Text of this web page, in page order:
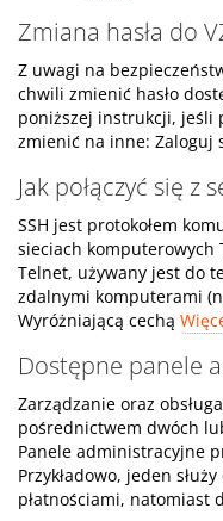
Zmiana hasła do
Z uwagi na
chwili zmienić hasło
poniższej instrukcji, jeśli
zmienić na inne: Zaloguj
Jak połączyć się z
SSH jest protokołem
sieciach komputerowych
Telnet, używany jest do
zdalnymi komputerami
Wyróżniającą cechą
Dostępne panele
Zarządzanie oraz
pośrednictwem dwóch
Panele administracyjne
Przykładowo, jeden
płatnościami, natomiast